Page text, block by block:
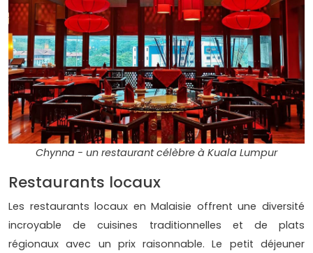
Chynna - un restaurant célèbre à Kuala Lumpur
Restaurants locaux
Les restaurants locaux en Malaisie offrent une diversité
incroyable de cuisines traditionnelles et de plats
régionaux avec un prix raisonnable. Le petit déjeuner